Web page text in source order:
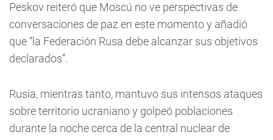
Peskov reiteró que Moscú no ve perspectivas de
conversaciones de paz en este momento y añadió
que “la Federación Rusa debe alcanzar sus objetivos
declarados”.
Rusia, mientras tanto, mantuvo sus intensos ataques
sobre territorio ucraniano y golpeó poblaciones
durante la noche cerca de la central nuclear de